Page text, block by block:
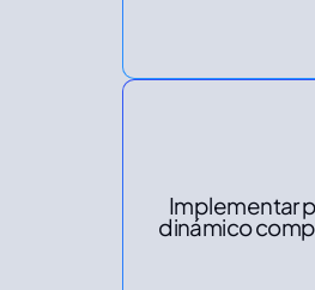
Implementar
dinámico